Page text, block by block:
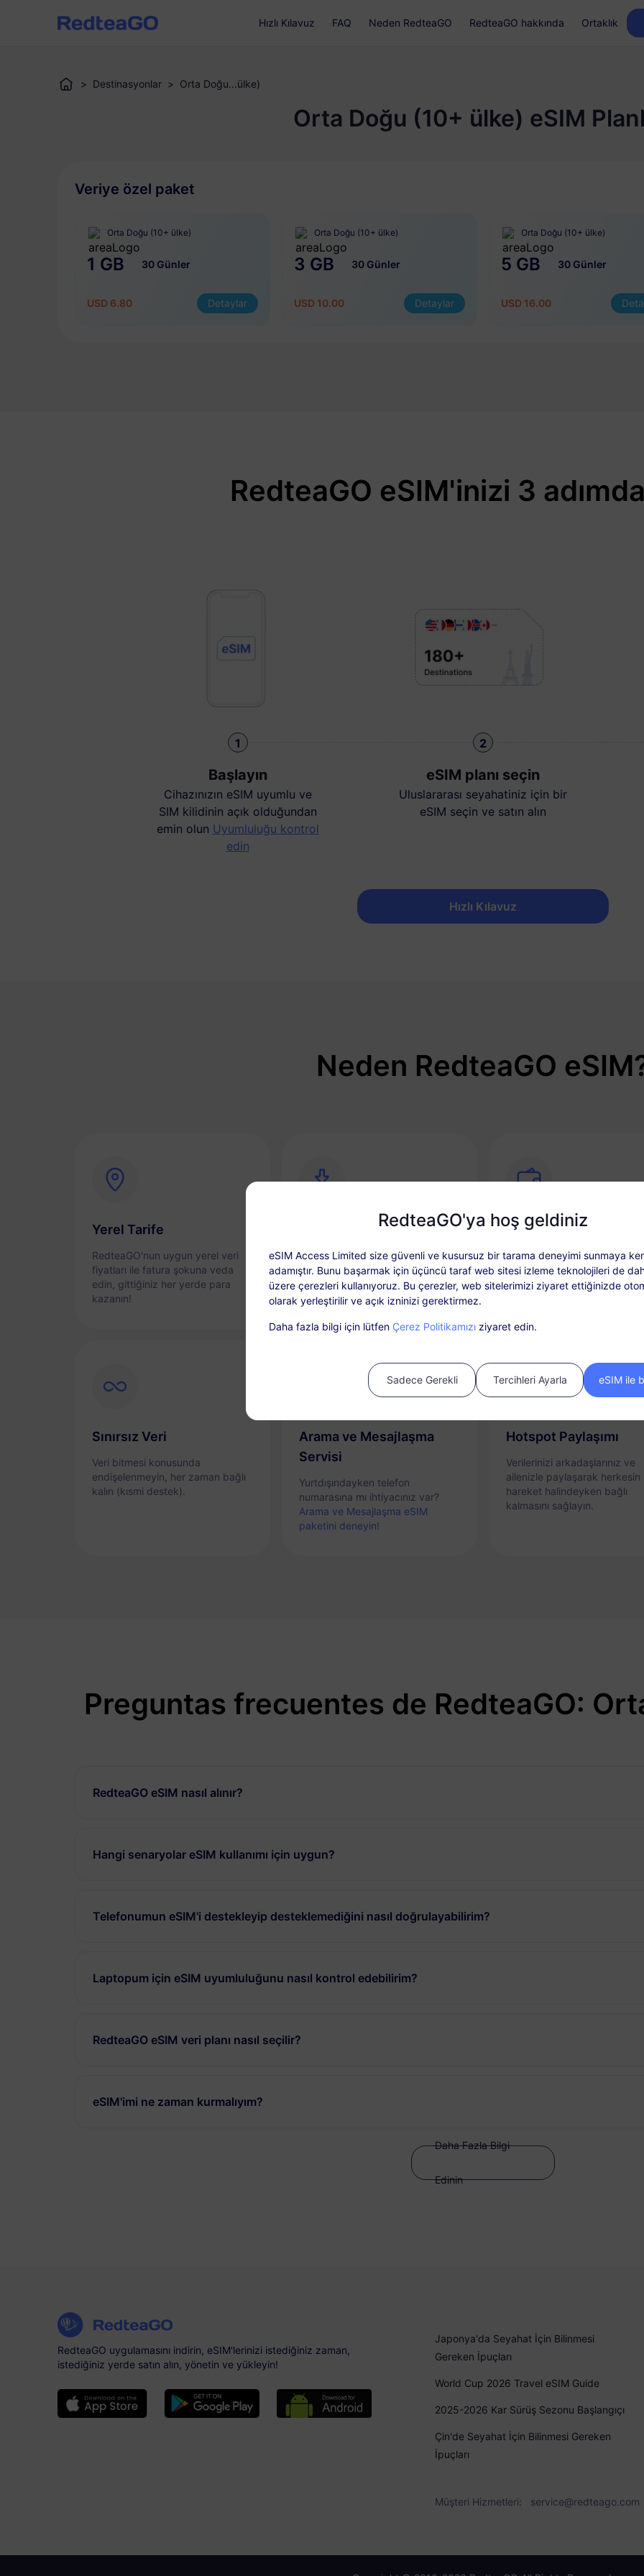
Hızlı Kılavuz FAQ Neden RedteaGO RedteaGO hakkında Ortaklık
> Destinasyonlar > Orta Doğu...ülke)
Orta Doğu (10+ ülke) eSIM
Veriye özel paket
Orta Doğu (10+ ülke)
1 GB 30 Günler
USD 6.80 Detaylar
Orta Doğu (10+ ülke)
3 GB 30 Günler
USD 10.00 Detaylar
Orta Doğu (10+ ülke)
5 GB 30 Günler
USD 16.00
RedteaGO eSIM'inizi 3
1
Başlayın
Cihazınızın eSIM uyumlu ve
SIM kilidinin açık olduğundan
emin olun Uyumluluğu kontrol
edin
2
eSIM planı seçin
Uluslararası seyahatiniz için bir
eSIM seçin ve satın alın
Hızlı Kılavuz
Neden RedteaGO
Yerel Tarife
RedteaGO'nun uygun yerel veri
fiyatları ile fatura şokuna veda
edin, gittiğiniz her yerde para
kazanın!
Anında Bağlantı
eSIM'inizi telefonunuzdan
sorunsuz ve hızlı bir şekilde
etkinleştirin.
Yükleme Seçeneği
Gerektiğinde veri planınızı
yükleyin ve her varış yeri için
paket saklayın.
Sınırsız Veri
Veri bitmesi konusunda
endişelenmeyin, her zaman bağlı
kalın (kısmi destek).
Arama ve Mesajlaşma
Servisi
Yurtdışındayken telefon
numarasına mı ihtiyacınız var?
Arama ve Mesajlaşma eSIM
paketini deneyin!
Hotspot Paylaşımı
Verilerinizi arkadaşlarınız ve
ailenizle paylaşarak herkesin
hareket halindeyken bağlı
kalmasını sağlayın.
Preguntas frecuentes de RedteaGO:
RedteaGO eSIM nasıl alınır?
Hangi senaryolar eSIM kullanımı için uygun?
Telefonumun eSIM'i destekleyip desteklemediğini nasıl doğrulayabilirim?
Laptopum için eSIM uyumluluğunu nasıl kontrol edebilirim?
RedteaGO eSIM veri planı nasıl seçilir?
eSIM'imi ne zaman kurmalıyım?
Daha Fazla Bilgi
Edinin
RedteaGO uygulamasını indirin, eSIM'lerinizi istediğiniz zaman,
istediğiniz yerde satın alın, yönetin ve yükleyin!
Japonya'da Seyahat İçin Bilinmesi
Gereken İpuçları
World Cup 2026 Travel eSIM Guide
2025-2026 Kar Sürüş Sezonu Başlangıçı
Çin'de Seyahat İçin Bilinmesi Gereken
İpuçları
Müşteri Hizmetleri: service@redteago.com
RedteaGO'ya hoş geldiniz
eSIM Access Limited size güvenli ve kusursuz bir tarama deneyimi sunmaya
adamıştır. Bunu başarmak için üçüncü taraf web sitesi izleme teknolojileri de
üzere çerezleri kullanıyoruz. Bu çerezler, web sitelerimizi ziyaret ettiğinizde
olarak yerleştirilir ve açık izninizi gerektirmez.
Daha fazla bilgi için lütfen Çerez Politikamızı ziyaret edin.
Sadece Gerekli Tercihleri Ayarla eSIM ile